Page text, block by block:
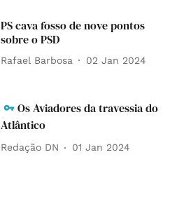
PS cava fosso de nove pontos
sobre o PSD
Rafael Barbosa 02 Jan 2024
Os Aviadores da travessia do
Atlântico
Redação DN 01 Jan 2024